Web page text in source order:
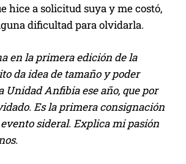
hice a solicitud suya y me costó,
dificultad para olvidarla.
en la primera edición de la
da idea de tamaño y poder
Unidad Anfibia ese año, que por
Es la primera consignación
sideral. Explica mi pasión